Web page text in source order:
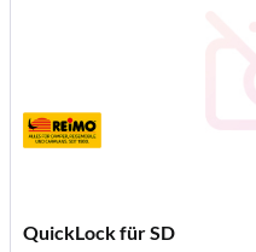
QuickLock für SD